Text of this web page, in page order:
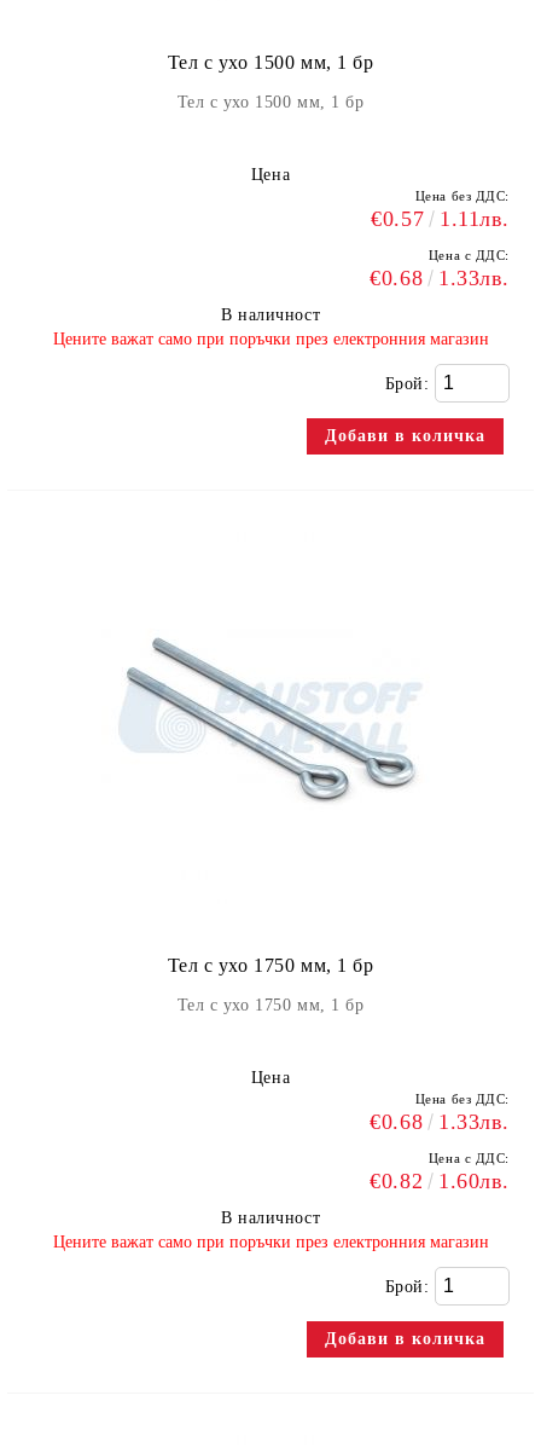
Тел с ухо 1500 мм, 1 бр
Тел с ухо 1500 мм, 1 бр
Цена
Цена без ДДС:
€0.57 1.11лв.
Цена с ДДС:
€0.68 1.33лв.
В наличност
​Цените важат само при поръчки през електронния магазин
Брой:
Тел с ухо 1750 мм, 1 бр
Тел с ухо 1750 мм, 1 бр
Цена
Цена без ДДС:
€0.68 1.33лв.
Цена с ДДС:
€0.82 1.60лв.
В наличност
​Цените важат само при поръчки през електронния магазин
Брой: